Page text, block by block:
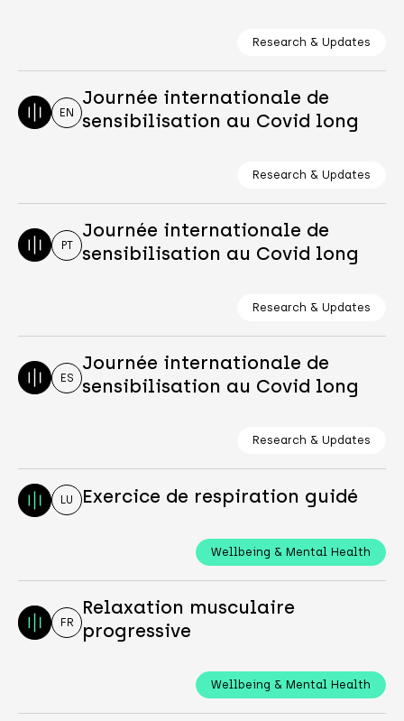
Research & Updates
EN
Journée internationale de
sensibilisation au Covid long
Research & Updates
PT
Journée internationale de
sensibilisation au Covid long
Research & Updates
ES
Journée internationale de
sensibilisation au Covid long
Research & Updates
LU Exercice de respiration guidé
Wellbeing & Mental Health
FR
Relaxation musculaire
progressive
Wellbeing & Mental Health